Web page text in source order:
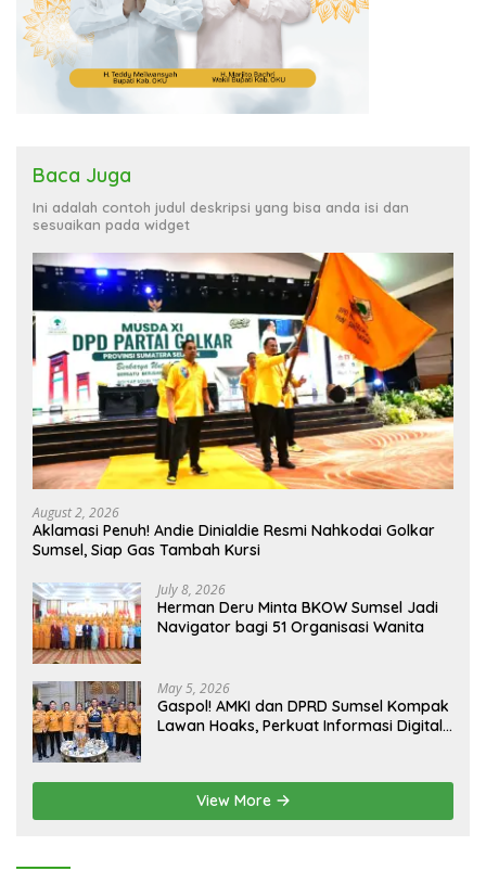
Baca Juga
Ini adalah contoh judul deskripsi yang bisa anda isi dan
sesuaikan pada widget
August 2, 2026
Aklamasi Penuh! Andie Dinialdie Resmi Nahkodai Golkar
Sumsel, Siap Gas Tambah Kursi
July 8, 2026
Herman Deru Minta BKOW Sumsel Jadi
Navigator bagi 51 Organisasi Wanita
May 5, 2026
Gaspol! AMKI dan DPRD Sumsel Kompak
Lawan Hoaks, Perkuat Informasi Digital
View More